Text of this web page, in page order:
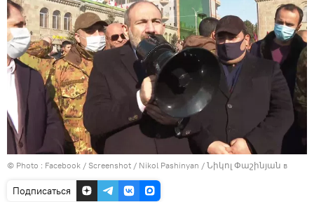
© Photo : Facebook / Screenshot / Nikol Pashinyan / Նիկոլ Փաշինյան в
Подписаться